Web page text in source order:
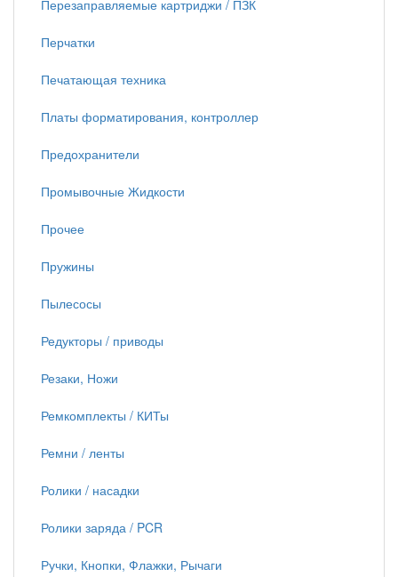
Перезаправляемые картриджи / ПЗК
Перчатки
Печатающая техника
Платы форматирования, контроллер
Предохранители
Промывочные Жидкости
Прочее
Пружины
Пылесосы
Редукторы / приводы
Резаки, Ножи
Ремкомплекты / КИТы
Ремни / ленты
Ролики / насадки
Ролики заряда / PCR
Ручки, Кнопки, Флажки, Рычаги